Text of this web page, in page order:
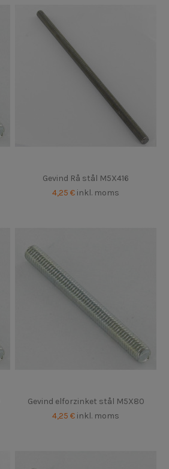
Gevind Rå stål M5X416
4,25 € inkl. moms
Gevind elforzinket stål M5X80
4,25 € inkl. moms